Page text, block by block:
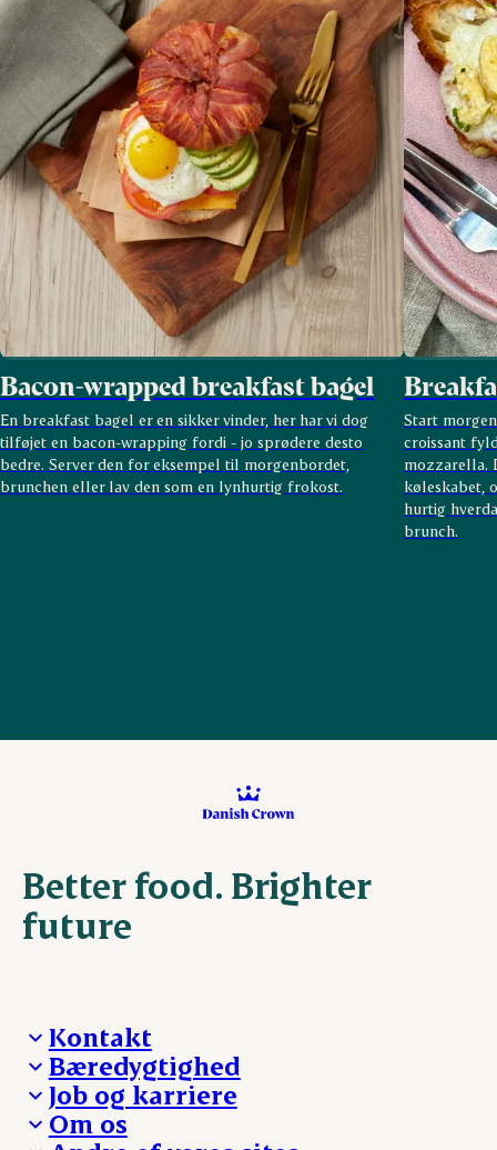
Bacon-wrapped breakfast bagel
En breakfast bagel er en sikker vinder, her har vi dog
tilføjet en bacon-wrapping fordi - jo sprødere desto
bedre. Server den for eksempel til morgenbordet,
brunchen eller lav den som en lynhurtig frokost.
Start
croissant
mozzarella.
køleskabet,
hurtig
brunch.
Better food. Brighter
future
Kontakt
Besøg Danish Crown
Presse og nyheder
Reklamationer
Whistleblower
Bæredygtighed
Fra jord til bord
Hverdagen
Job og karriere
Arbejd med os
Om os